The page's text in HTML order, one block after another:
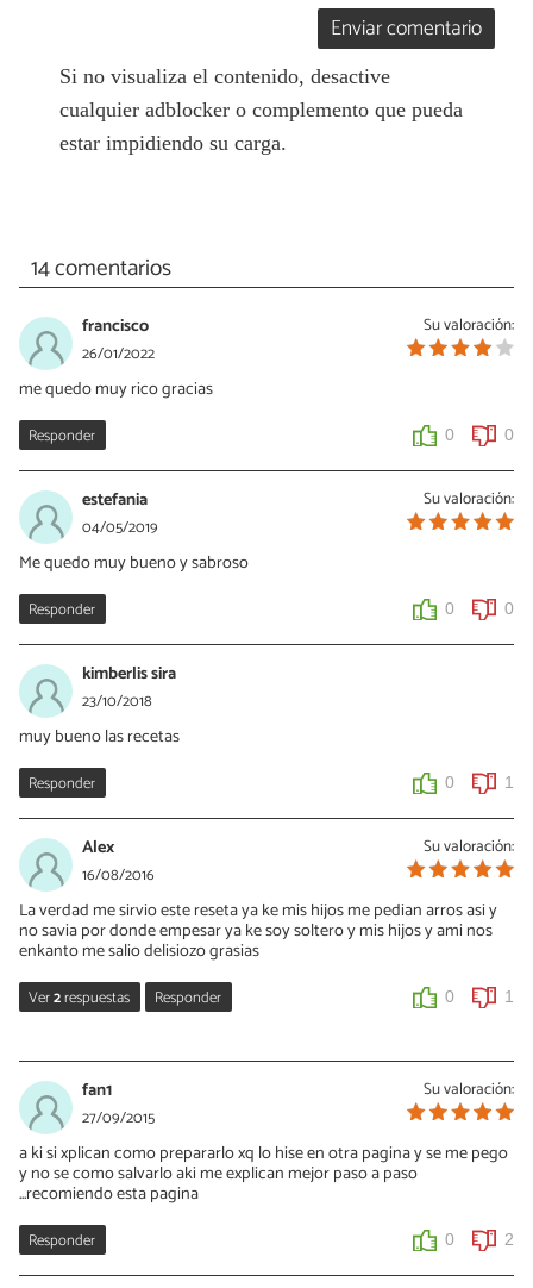
Enviar comentario
Si no visualiza el contenido, desactive
cualquier adblocker o complemento que pueda
estar impidiendo su carga.
14 comentarios
Su valoración:
francisco
26/01/2022
me quedo muy rico gracias
Responder 0 0
Su valoración:
estefania
04/05/2019
Me quedo muy bueno y sabroso
Responder 0 0
kimberlis sira
23/10/2018
muy bueno las recetas
Responder 0 1
Su valoración:
Alex
16/08/2016
La verdad me sirvio este reseta ya ke mis hijos me pedian arros asi y
no savia por donde empesar ya ke soy soltero y mis hijos y ami nos
enkanto me salio delisiozo grasias
Ver2respuestas Responder 0 1
Gracias a ti por confiar en nosotros, ¡saludos!
0 0
Su valoración:
fan1
27/09/2015
a ki si xplican como prepararlo xq lo hise en otra pagina y se me pego
y no se como salvarlo aki me explican mejor paso a paso
...recomiendo esta pagina
Responder 0 2